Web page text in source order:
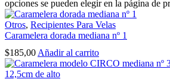
opciones se pueden elegir en la página de
Otros, Recipientes Para Velas
Caramelera dorada mediana nº 1
$185,00 Añadir al carrito